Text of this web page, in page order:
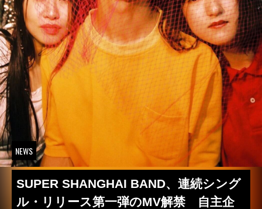
NEWS
SUPER SHANGHAI BAND、連続シング
ル・リリース第一弾のMV解禁 自主企